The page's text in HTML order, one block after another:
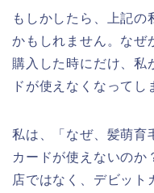
もしかしたら、上記の
かもしれません。なぜ
購入した時にだけ、私
ドが使えなくなってし
私は、「なぜ、髪萌育
カードが使えないのか
店ではなく、デビット